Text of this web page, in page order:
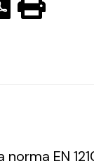
different uses
norma EN